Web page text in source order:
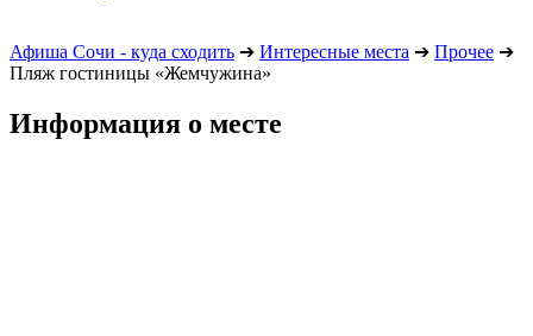
Афиша Сочи - куда сходить ➔ Интересные места ➔ Прочее ➔
Пляж гостиницы «Жемчужина»
Информация о месте